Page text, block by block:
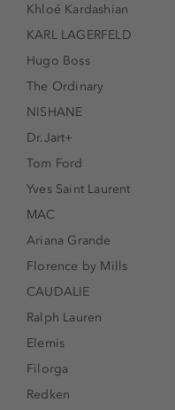
Khloé Kardashian
KARL LAGERFELD
Hugo Boss
The Ordinary
NISHANE
Dr.Jart+
Tom Ford
Yves Saint Laurent
MAC
Ariana Grande
Florence by Mills
CAUDALIE
Ralph Lauren
Elemis
Filorga
Redken